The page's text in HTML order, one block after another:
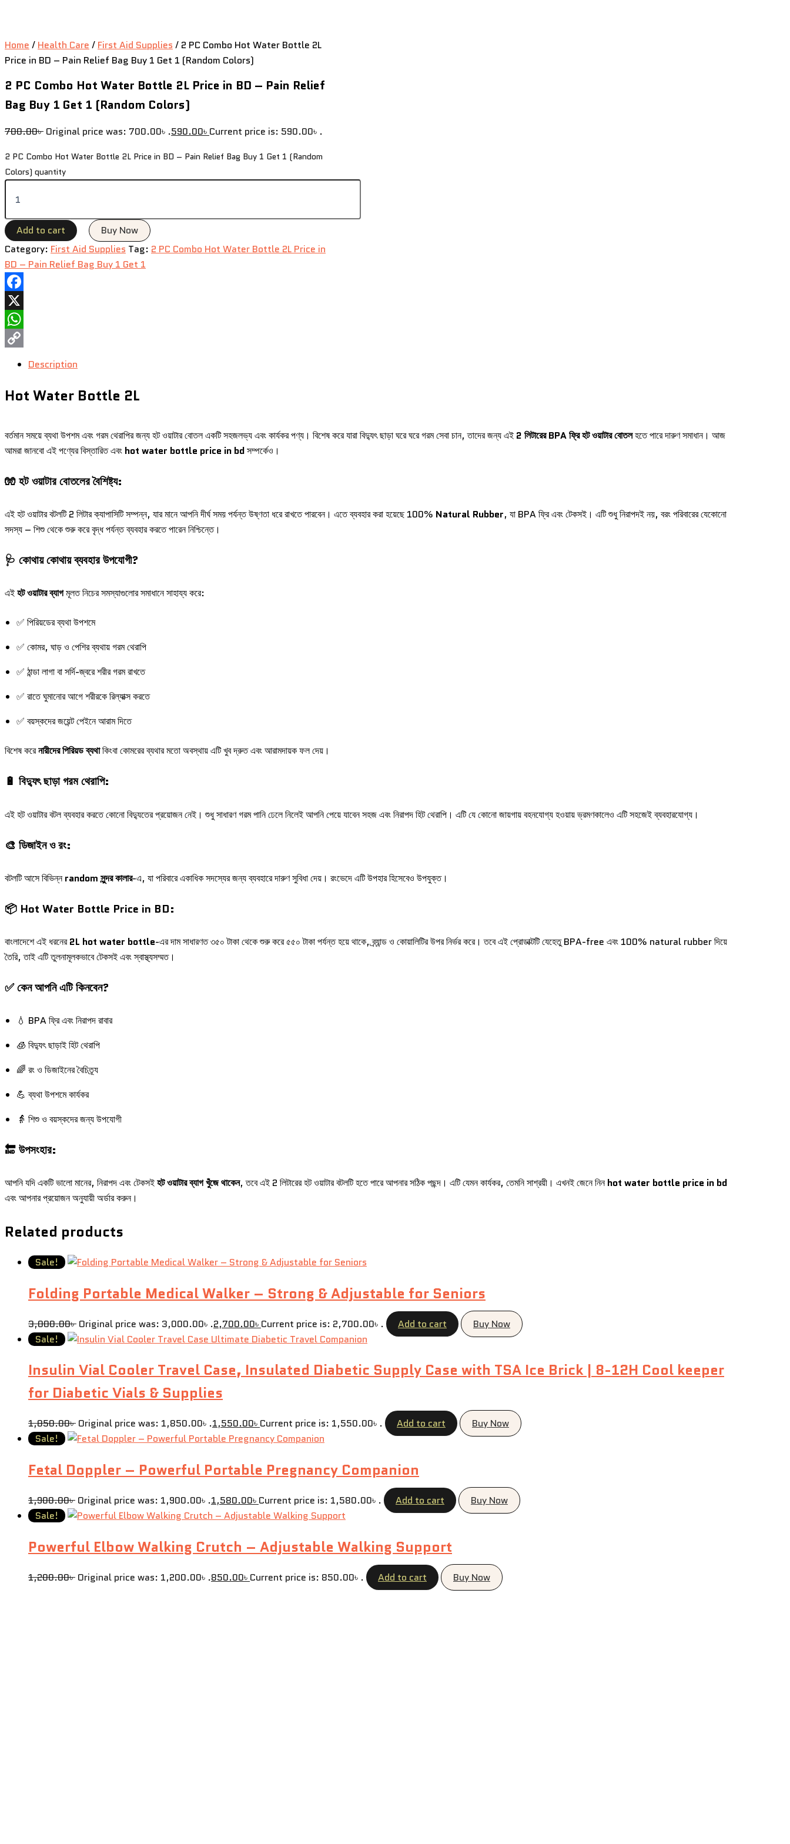
Home / Health Care / First Aid Supplies / 2 PC Combo Hot Water Bottle 2L
Price in BD – Pain Relief Bag Buy 1 Get 1 (Random Colors)
2 PC Combo Hot Water Bottle 2L Price in BD – Pain Relief
Bag Buy 1 Get 1 (Random Colors)
700.00৳ Original price was: 700.00৳ .590.00৳ Current price is: 590.00৳ .
2 PC Combo Hot Water Bottle 2L Price in BD – Pain Relief Bag Buy 1 Get 1 (Random
Colors) quantity
Add to cart
Buy Now
Category: First Aid Supplies Tag: 2 PC Combo Hot Water Bottle 2L Price in
BD – Pain Relief Bag Buy 1 Get 1
Facebook
X
WhatsApp
Description
Hot Water Bottle 2L
বর্তমান সময়ে ব্যথা উপশম এবং গরম থেরাপির জন্য হট ওয়াটার বোতল একটি সহজলভ্য এবং কার্যকর পণ্য। বিশেষ করে যারা বিদ্যুৎ ছাড়া ঘরে ঘরে গরম সেবা চান, তাদের জন্য এই 2 লিটারের BPA ফ্রি হট ওয়াটার বোতলহতে পারে দারুণ সমাধান। আজ
আমরা জানবো এই পণ্যের বিস্তারিত এবং hot water bottle price in bdসম্পর্কেও।
🧤 হট ওয়াটার বোতলের বৈশিষ্ট্য:
এই হট ওয়াটার বটলটি 2 লিটার ক্যাপাসিটি সম্পন্ন, যার মানে আপনি দীর্ঘ সময় পর্যন্ত উষ্ণতা ধরে রাখতে পারবেন। এতে ব্যবহার করা হয়েছে 100% Natural Rubber, যা BPA ফ্রি এবং টেকসই। এটি শুধু নিরাপদই নয়, বরং পরিবারের যেকোনো
সদস্য – শিশু থেকে শুরু করে বৃদ্ধ পর্যন্ত ব্যবহার করতে পারেন নিশ্চিন্তে।
🩺 কোথায় কোথায় ব্যবহার উপযোগী?
এইহট ওয়াটার ব্যাগমূলত নিচের সমস্যাগুলোর সমাধানে সাহায্য করে:
✅ পিরিয়ডের ব্যথা উপশমে
✅ কোমর, ঘাড় ও পেশির ব্যথায় গরম থেরাপি
✅ ঠান্ডা লাগা বা সর্দি-জ্বরে শরীর গরম রাখতে
✅ রাতে ঘুমানোর আগে শরীরকে রিল্যাক্স করতে
✅ বয়স্কদের জয়েন্ট পেইনে আরাম দিতে
বিশেষ করেনারীদের পিরিয়ড ব্যথাকিংবা কোমরের ব্যথার মতো অবস্থায় এটি খুব দ্রুত এবং আরামদায়ক ফল দেয়।
🔋 বিদ্যুৎ ছাড়া গরম থেরাপি:
এই হট ওয়াটার বটল ব্যবহার করতে কোনো বিদ্যুতের প্রয়োজন নেই। শুধু সাধারণ গরম পানি ঢেলে নিলেই আপনি পেয়ে যাবেন সহজ এবং নিরাপদ হিট থেরাপি। এটি যে কোনো জায়গায় বহনযোগ্য হওয়ায় ভ্রমণকালেও এটি সহজেই ব্যবহারযোগ্য।
🎨 ডিজাইন ও রং:
বটলটি আসে বিভিন্নrandom সুন্দর কালার-এ, যা পরিবারে একাধিক সদস্যের জন্য ব্যবহারে দারুণ সুবিধা দেয়। রংভেদে এটি উপহার হিসেবেও উপযুক্ত।
📦 Hot Water Bottle Price in BD:
বাংলাদেশে এই ধরনের2L hot water bottle-এর দাম সাধারণত ৩৫০ টাকা থেকে শুরু করে ৫৫০ টাকা পর্যন্ত হয়ে থাকে, ব্র্যান্ড ও কোয়ালিটির উপর নির্ভর করে। তবে এই প্রোডাক্টটি যেহেতু BPA-free এবং 100% natural rubber দিয়ে
তৈরি, তাই এটি তুলনামূলকভাবে টেকসই এবং স্বাস্থ্যসম্মত।
✅ কেন আপনি এটি কিনবেন?
💧 BPA ফ্রি এবং নিরাপদ রাবার
🧊 বিদ্যুৎ ছাড়াই হিট থেরাপি
🌈 রং ও ডিজাইনের বৈচিত্র্য
💪 ব্যথা উপশমে কার্যকর
👵 শিশু ও বয়স্কদের জন্য উপযোগী
🔚 উপসংহার:
আপনি যদি একটি ভালো মানের, নিরাপদ এবং টেকসইহট ওয়াটার ব্যাগ খুঁজে থাকেন, তবে এই 2 লিটারের হট ওয়াটার বটলটি হতে পারে আপনার সঠিক পছন্দ। এটি যেমন কার্যকর, তেমনি সাশ্রয়ী। এখনই জেনে নিনhot water bottle price in bd
এবং আপনার প্রয়োজন অনুযায়ী অর্ডার করুন।
Related products
Sale!
Folding Portable Medical Walker – Strong & Adjustable for Seniors
3,000.00৳ Original price was: 3,000.00৳ .2,700.00৳ Current price is: 2,700.00৳ . Add to cart
Buy Now
Sale!
Insulin Vial Cooler Travel Case, Insulated Diabetic Supply Case with TSA Ice Brick | 8-12H Cool keeper
for Diabetic Vials & Supplies
1,850.00৳ Original price was: 1,850.00৳ .1,550.00৳ Current price is: 1,550.00৳ . Add to cart
Buy Now
Sale!
Fetal Doppler – Powerful Portable Pregnancy Companion
1,900.00৳ Original price was: 1,900.00৳ .1,580.00৳ Current price is: 1,580.00৳ . Add to cart
Buy Now
Sale!
Powerful Elbow Walking Crutch – Adjustable Walking Support
1,200.00৳ Original price was: 1,200.00৳ .850.00৳ Current price is: 850.00৳ . Add to cart Buy Now